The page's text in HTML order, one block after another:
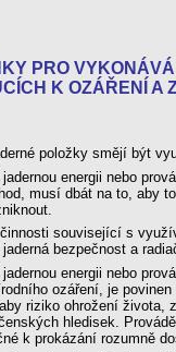
PRO
K OZÁŘENÍ A
položky smějí být
energii nebo
musí dbát na to, aby
související s
bezpečnost a
energii nebo
ozáření, je
riziko ohrožení
hledisek.
k prokázání rozumně